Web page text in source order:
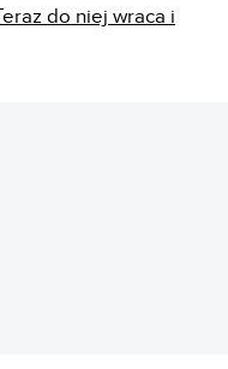
do niej wraca i